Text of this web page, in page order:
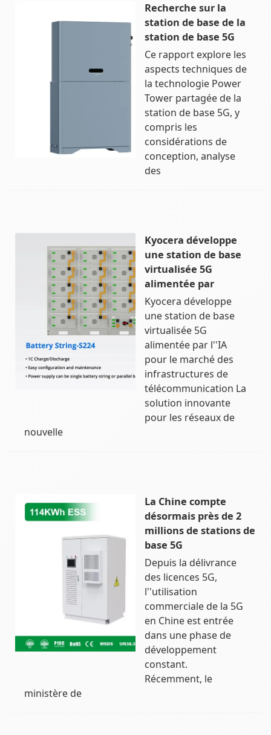
Recherche sur la
station de base de la
station de base 5G
Ce rapport explore les
aspects techniques de
la technologie Power
Tower partagée de la
station de base 5G, y
compris les
considérations de
conception, analyse
des
Kyocera développe
une station de base
virtualisée 5G
alimentée par
Kyocera développe
une station de base
virtualisée 5G
alimentée par l''IA
pour le marché des
infrastructures de
télécommunication La
solution innovante
pour les réseaux de
nouvelle
La Chine compte
désormais près de 2
millions de stations de
base 5G
Depuis la délivrance
des licences 5G,
l''utilisation
commerciale de la 5G
en Chine est entrée
dans une phase de
développement
constant.
Récemment, le
ministère de